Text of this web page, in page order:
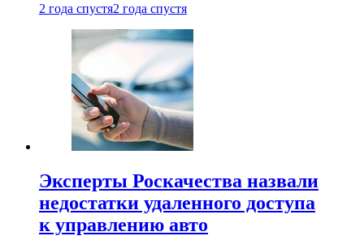
2 года спустя2 года спустя
Эксперты Роскачества назвали
недостатки удаленного доступа
к управлению авто